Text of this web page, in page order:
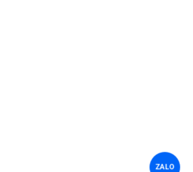
ZALO